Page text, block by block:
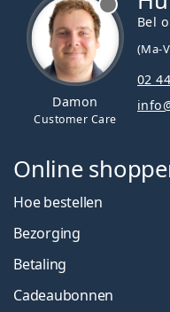
Damon
Customer Care
Bel
(Ma-
02
Online
Hoe bestellen
Bezorging
Betaling
Cadeaubonnen